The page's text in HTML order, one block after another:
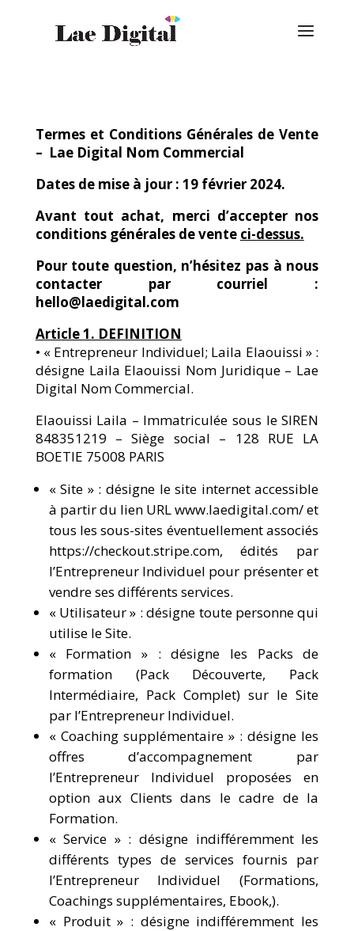
Termes et Conditions Générales de Vente
– Lae Digital Nom Commercial
Dates de mise à jour : 19 février 2024.
Avant tout achat, merci d’accepter nos
conditions générales de vente ci-dessus.
Pour toute question, n’hésitez pas à nous
contacter par courriel :
hello@laedigital.com
Article 1. DEFINITION
• « Entrepreneur Individuel; Laila Elaouissi » :
désigne Laila Elaouissi Nom Juridique – Lae
Digital Nom Commercial.
Elaouissi Laila – Immatriculée sous le SIREN
848351219 – Siège social – 128 RUE LA
BOETIE 75008 PARIS
« Site » : désigne le site internet accessible
à partir du lien URL www.laedigital.com/ et
tous les sous-sites éventuellement associés
https://checkout.stripe.com, édités par
l’Entrepreneur Individuel pour présenter et
vendre ses différents services.
« Utilisateur » : désigne toute personne qui
utilise le Site.
« Formation » : désigne les Packs de
formation (Pack Découverte, Pack
Intermédiaire, Pack Complet) sur le Site
par l’Entrepreneur Individuel.
« Coaching supplémentaire » : désigne les
offres d’accompagnement par
l’Entrepreneur Individuel proposées en
option aux Clients dans le cadre de la
Formation.
« Service » : désigne indifféremment les
différents types de services fournis par
l’Entrepreneur Individuel (Formations,
Coachings supplémentaires, Ebook,).
« Produit » : désigne indifféremment les